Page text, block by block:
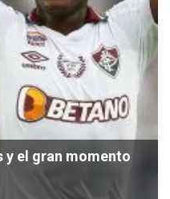
y el gran momento